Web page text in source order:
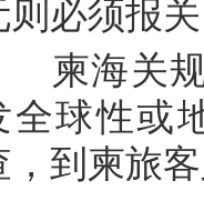
则必须报
海关规
全球性或
，到柬旅